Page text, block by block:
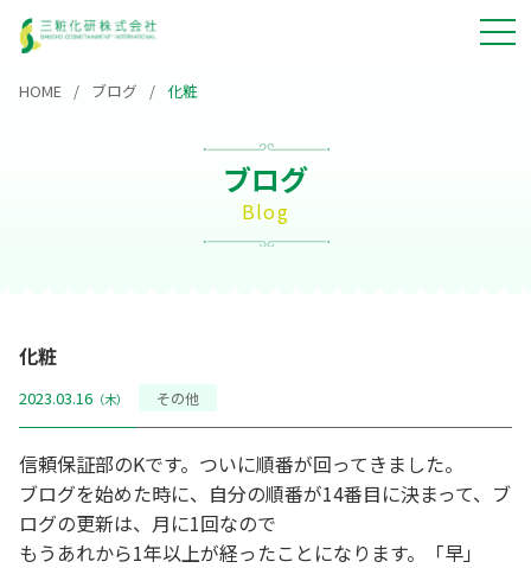
HOME ブログ 化粧
ブログ
Blog
化粧
2023.03.16 （木） その他
信頼保証部のKです。ついに順番が回ってきました。
ブログを始めた時に、自分の順番が14番目に決まって、ブ
ログの更新は、月に1回なので
もうあれから1年以上が経ったことになります。「早」